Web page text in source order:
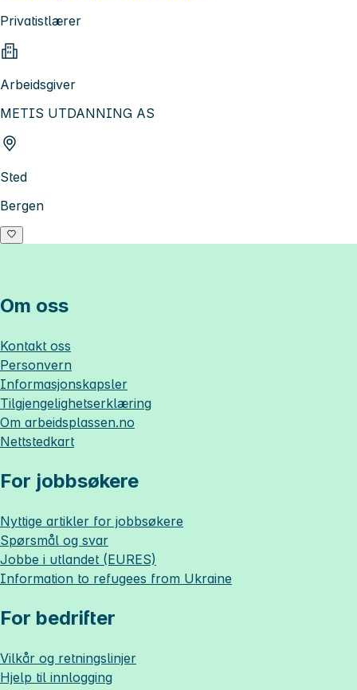
Privatistlærer
Arbeidsgiver
METIS UTDANNING AS
Sted
Bergen
Om oss
Kontakt oss
Personvern
Informasjonskapsler
Tilgjengelighetserklæring
Om arbeidsplassen.no
Nettstedkart
For jobbsøkere
Nyttige artikler for jobbsøkere
Spørsmål og svar
Jobbe i utlandet (EURES)
Information to refugees from Ukraine
For bedrifter
Vilkår og retningslinjer
Hjelp til innlogging